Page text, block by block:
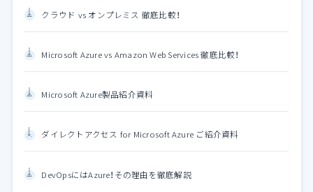
クラウド vs オンプレミス 徹底比較！
Microsoft Azure vs Amazon Web Services 徹底比較！
Microsoft Azure製品紹介資料
ダイレクトアクセス for Microsoft Azure ご紹介資料
DevOpsにはAzure！その理由を徹底解説